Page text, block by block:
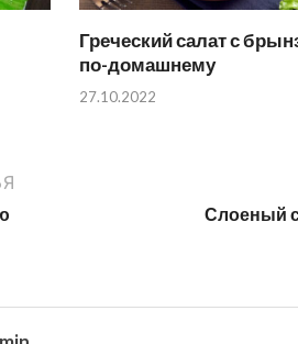
Греческий салат с
по-домашнему
27.10.2022
Слоеный